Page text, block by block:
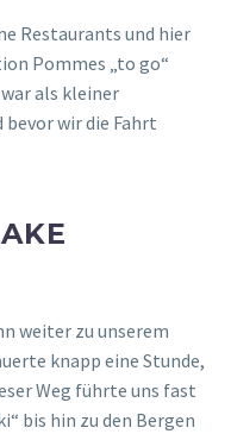
Restaurants und hier
Pommes „to go“
als kleiner
wir die Fahrt
weiter zu unserem
knapp eine Stunde,
Weg führte uns fast
bis hin zu den Bergen